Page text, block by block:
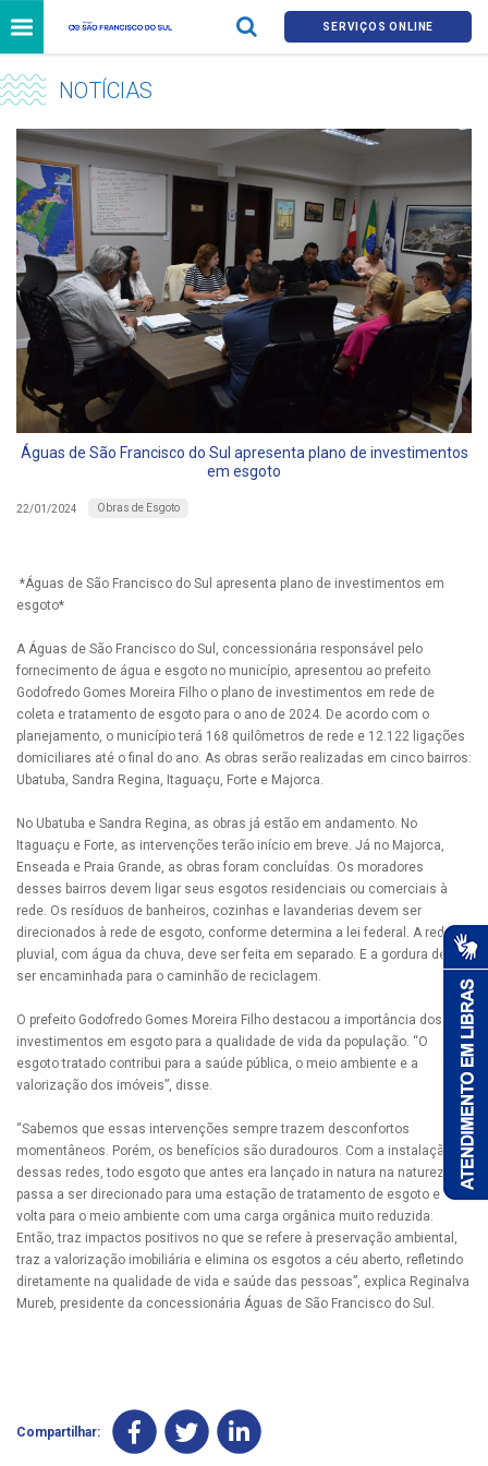
SERVIÇOS ONLINE
NOTÍCIAS
Águas de São Francisco do Sul apresenta plano de investimentos
em esgoto
22/01/2024 Obras de Esgoto
*Águas de São Francisco do Sul apresenta plano de investimentos em
esgoto*
A Águas de São Francisco do Sul, concessionária responsável pelo
fornecimento de água e esgoto no município, apresentou ao prefeito
Godofredo Gomes Moreira Filho o plano de investimentos em rede de
coleta e tratamento de esgoto para o ano de 2024. De acordo com o
planejamento, o município terá 168 quilômetros de rede e 12.122 ligações
domiciliares até o final do ano. As obras serão realizadas em cinco bairros:
Ubatuba, Sandra Regina, Itaguaçu, Forte e Majorca.
No Ubatuba e Sandra Regina, as obras já estão em andamento. No
Itaguaçu e Forte, as intervenções terão início em breve. Já no Majorca,
Enseada e Praia Grande, as obras foram concluídas. Os moradores
desses bairros devem ligar seus esgotos residenciais ou comerciais à
rede. Os resíduos de banheiros, cozinhas e lavanderias devem ser
direcionados à rede de esgoto, conforme determina a lei federal. A rede
pluvial, com água da chuva, deve ser feita em separado. E a gordura deve
ser encaminhada para o caminhão de reciclagem.
O prefeito Godofredo Gomes Moreira Filho destacou a importância dos
investimentos em esgoto para a qualidade de vida da população. “O
esgoto tratado contribui para a saúde pública, o meio ambiente e a
valorização dos imóveis”, disse.
“Sabemos que essas intervenções sempre trazem desconfortos
momentâneos. Porém, os benefícios são duradouros. Com a instalação
dessas redes, todo esgoto que antes era lançado in natura na natureza,
passa a ser direcionado para uma estação de tratamento de esgoto e
volta para o meio ambiente com uma carga orgânica muito reduzida.
Então, traz impactos positivos no que se refere à preservação ambiental,
traz a valorização imobiliária e elimina os esgotos a céu aberto, refletindo
diretamente na qualidade de vida e saúde das pessoas”, explica Reginalva
Mureb, presidente da concessionária Águas de São Francisco do Sul.
Compartilhar: